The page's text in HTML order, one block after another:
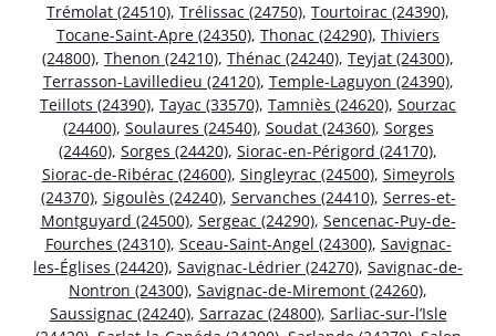
Trémolat (24510), Trélissac (24750), Tourtoirac (24390),
Tocane-Saint-Apre (24350), Thonac (24290), Thiviers
(24800), Thenon (24210), Thénac (24240), Teyjat (24300),
Terrasson-Lavilledieu (24120), Temple-Laguyon (24390),
Teillots (24390), Tayac (33570), Tamniès (24620), Sourzac
(24400), Soulaures (24540), Soudat (24360), Sorges
(24460), Sorges (24420), Siorac-en-Périgord (24170),
Siorac-de-Ribérac (24600), Singleyrac (24500), Simeyrols
(24370), Sigoulès (24240), Servanches (24410), Serres-et-
Montguyard (24500), Sergeac (24290), Sencenac-Puy-de-
Fourches (24310), Sceau-Saint-Angel (24300), Savignac-
les-Églises (24420), Savignac-Lédrier (24270), Savignac-de-
Nontron (24300), Savignac-de-Miremont (24260),
Saussignac (24240), Sarrazac (24800), Sarliac-sur-l’Isle